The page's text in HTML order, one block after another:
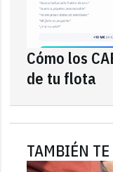
Cómo los
de tu flota
TAMBIÉN